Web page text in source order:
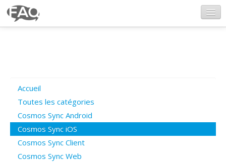
Poser une question
Questions ouvertes
Accueil
Toutes les catégories
Cosmos Sync Android
Cosmos Sync iOS
Cosmos Sync Client
Cosmos Sync Web